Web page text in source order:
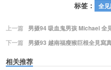
标签： 全
上一篇
男摄94 吸血鬼男孩 Michael 全
下一篇
男摄93 越南福瘦猴巨根全見寫
相关推荐